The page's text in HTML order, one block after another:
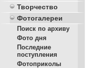
Творчество
Фотогалереи
Поиск по архиву
Фото дня
Последние
поступления
Фотоприколы